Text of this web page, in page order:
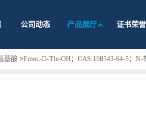
公司动态 产品展厅 证书荣誉
基酸 >Fmoc-D-Tle-OH；CAS:198543-64-5；